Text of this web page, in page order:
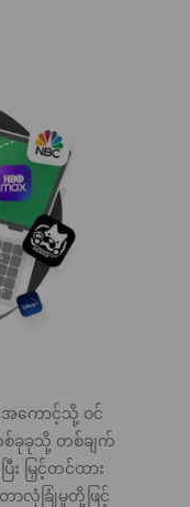
အကောင့်သို့ ဝင်
စ်ခုခုသို့ တစ်ချက်
း မြှင့်တင်ထား
ာလုံခြုံမှုတို့ဖြင့်